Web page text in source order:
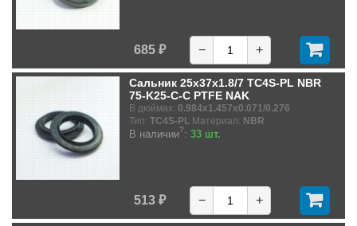
685 ₽ − +
Сальник 25x37x1.8/7 TC4S-PL NBR
75-K25-C-C PTFE NAK
В дюймах: 0.984x1.457x0.071/0.276
Тип: TC4S-PL Материал: NBR
В наличии?: 33 шт.
513 ₽ − +